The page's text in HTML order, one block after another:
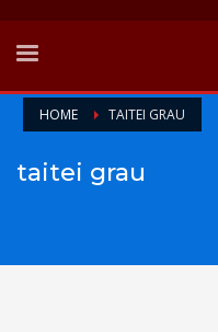
HOME TAITEI GRAU
taitei grau